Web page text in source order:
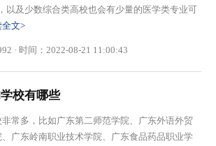
以及少数综合类高校也会有少量的医学类专业可
全文>
· 时间：2022-08-21 11:00:43
校有哪些
常多，比如广东第二师范学院、广东外语外贸
广东岭南职业技术学院、广东食品药品职业学